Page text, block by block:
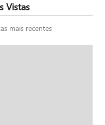
Vistas
mais recentes